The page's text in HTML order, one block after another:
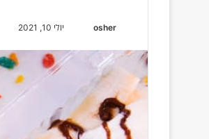
osher
n
e
יולי 10, 2021